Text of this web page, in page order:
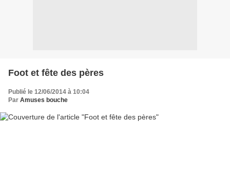
Foot et fête des pères
Publié le 12/06/2014 à 10:04
Par Amuses bouche